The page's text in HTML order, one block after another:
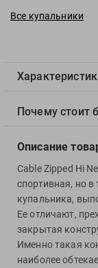
ВФП
Издательство
Издательство
Спортивный
Фитосила
Все купальники
Почему стоит
Описание
Cable Zipped Hi
спортивная, но
купальника,
Ее отличают,
закрытая
Именно такая
наиболее